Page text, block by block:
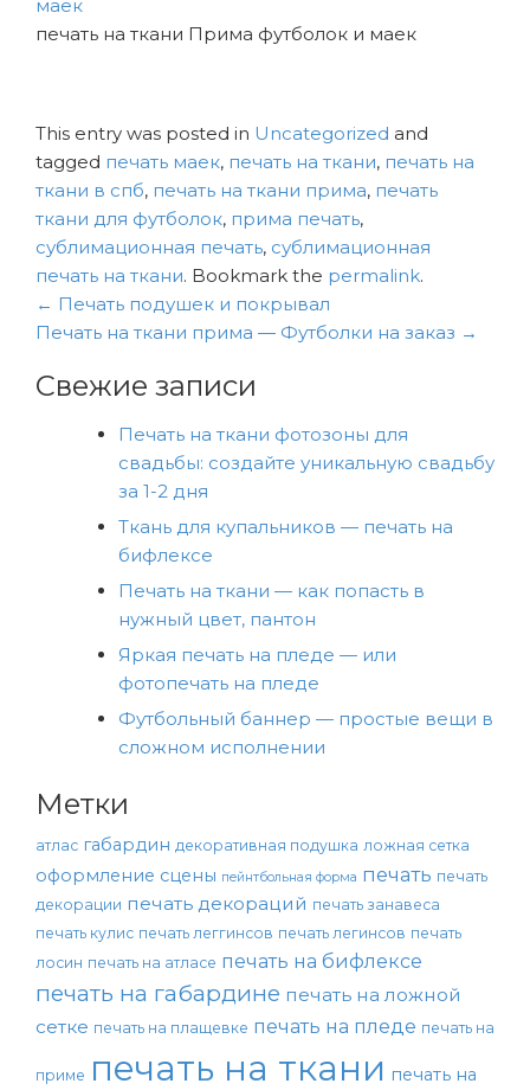
печать на ткани Прима футболок и маек
This entry was posted in Uncategorized and
tagged печать маек, печать на ткани, печать на
ткани в спб, печать на ткани прима, печать
ткани для футболок, прима печать,
сублимационная печать, сублимационная
печать на ткани. Bookmark the permalink.
Навигация
по
записям
← Печать подушек и покрывал
Печать на ткани прима — Футболки на заказ →
Свежие записи
Печать на ткани фотозоны для
свадьбы: создайте уникальную свадьбу
за 1-2 дня
Ткань для купальников — печать на
бифлексе
Печать на ткани — как попасть в
нужный цвет, пантон
Яркая печать на пледе — или
фотопечать на пледе
Футбольный баннер — простые вещи в
сложном исполнении
Метки
атлас габардин декоративная подушка ложная сетка
оформление сцены пейнтбольная форма печать печать
декорации печать декораций печать занавеса
печать кулис печать леггинсов печать легинсов печать
лосин печать на атласе печать на бифлексе
печать на габардине печать на ложной
сетке печать на плащевке печать на пледе печать на
приме печать на ткани печать на